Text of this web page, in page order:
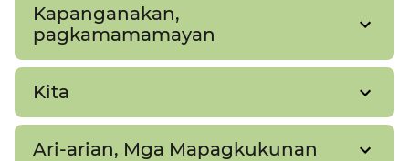
Kapanganakan,
pagkamamamayan​​
Kita​​
Ari-arian, Mga Mapagkukunan​​